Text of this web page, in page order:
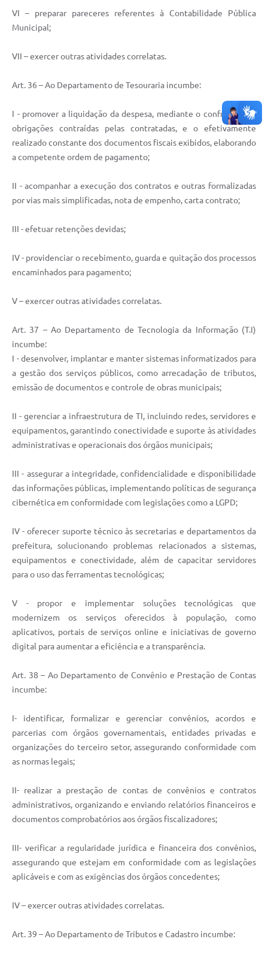
VI – preparar pareceres referentes à Contabilidade Pública
Municipal;
VII – exercer outras atividades correlatas.
Art. 36 – Ao Departamento de Tesouraria incumbe:
I - promover a liquidação da despesa, mediante o confronto das
obrigações contraídas pelas contratadas, e o efetivamente
realizado constante dos documentos fiscais exibidos, elaborando
a competente ordem de pagamento;
II - acompanhar a execução dos contratos e outras formalizadas
por vias mais simplificadas, nota de empenho, carta contrato;
III - efetuar retenções devidas;
IV - providenciar o recebimento, guarda e quitação dos processos
encaminhados para pagamento;
V – exercer outras atividades correlatas.
Art. 37 – Ao Departamento de Tecnologia da Informação (T.I)
incumbe:
I - desenvolver, implantar e manter sistemas informatizados para
a gestão dos serviços públicos, como arrecadação de tributos,
emissão de documentos e controle de obras municipais;
II - gerenciar a infraestrutura de TI, incluindo redes, servidores e
equipamentos, garantindo conectividade e suporte às atividades
administrativas e operacionais dos órgãos municipais;
III - assegurar a integridade, confidencialidade e disponibilidade
das informações públicas, implementando políticas de segurança
cibernética em conformidade com legislações como a LGPD;
IV - oferecer suporte técnico às secretarias e departamentos da
prefeitura, solucionando problemas relacionados a sistemas,
equipamentos e conectividade, além de capacitar servidores
para o uso das ferramentas tecnológicas;
V - propor e implementar soluções tecnológicas que
modernizem os serviços oferecidos à população, como
aplicativos, portais de serviços online e iniciativas de governo
digital para aumentar a eficiência e a transparência.
Art. 38 – Ao Departamento de Convênio e Prestação de Contas
incumbe:
I- identificar, formalizar e gerenciar convênios, acordos e
parcerias com órgãos governamentais, entidades privadas e
organizações do terceiro setor, assegurando conformidade com
as normas legais;
II- realizar a prestação de contas de convênios e contratos
administrativos, organizando e enviando relatórios financeiros e
documentos comprobatórios aos órgãos fiscalizadores;
III- verificar a regularidade jurídica e financeira dos convênios,
assegurando que estejam em conformidade com as legislações
aplicáveis e com as exigências dos órgãos concedentes;
IV – exercer outras atividades correlatas.
Art. 39 – Ao Departamento de Tributos e Cadastro incumbe: